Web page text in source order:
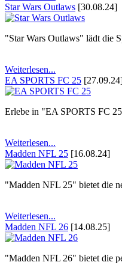
Star Wars Outlaws [30.08.24]
"Star Wars Outlaws" lädt die
Weiterlesen...
EA SPORTS FC 25
Erlebe in "EA SPORTS FC
Weiterlesen...
Madden NFL 25 [16.08.24]
"Madden NFL 25" bietet die
Weiterlesen...
Madden NFL 26 [14.08.25]
"Madden NFL 26" bietet die